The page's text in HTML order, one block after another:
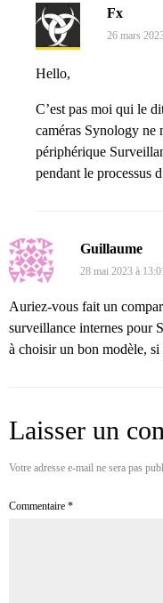
Fx
26 mars
Hello,
C’est pas moi qui le
caméras Synology ne
périphérique
pendant le processus
Guillaume
28 mai 2023 à
Auriez-vous fait un
surveillance internes pour
à choisir un bon modèle,
Laisser un
Votre adresse e-mail ne sera pas
Commentaire *